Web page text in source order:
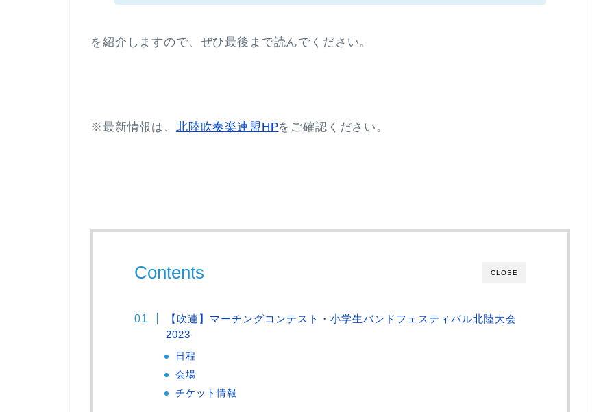
を紹介しますので、ぜひ最後まで読んでください。
※最新情報は、 北陸吹奏楽連盟HPをご確認ください。
CLOSE
Contents
【吹連】マーチングコンテスト・小学生バンドフェスティバル北陸大会
2023
日程
会場
チケット情報